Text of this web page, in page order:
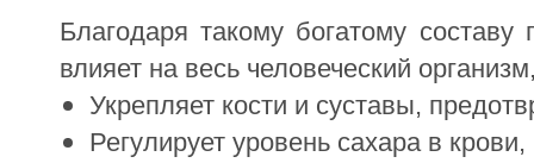
Благодаря такому богатому
влияет на весь человеческий
Укрепляет кости и суставы,
Регулирует уровень сахара в